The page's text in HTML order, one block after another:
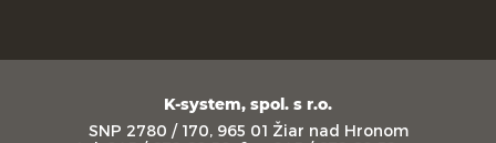
K-system, spol. s r.o.
SNP 2780 / 170, 965 01 Žiar nad Hronom